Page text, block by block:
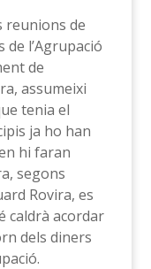
reunions de
l’Agrupació
de
assumeixi
tenia el
ja ho han
hi faran
segons
Rovira, es
caldrà acordar
dels diners